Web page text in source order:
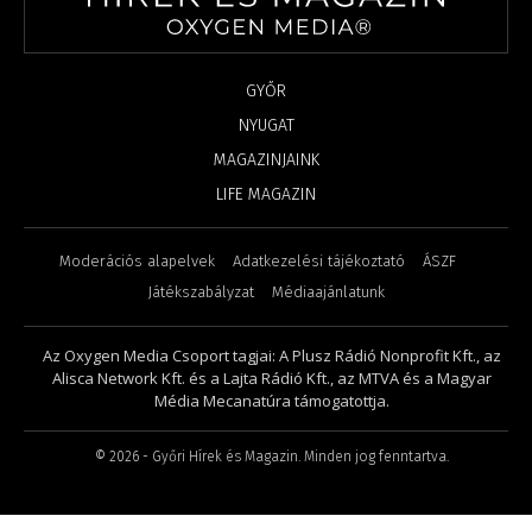
GYŐR
NYUGAT
MAGAZINJAINK
LIFE MAGAZIN
Moderációs alapelvek Adatkezelési tájékoztató
ÁSZF
Játékszabályzat
Médiaajánlatunk
Az Oxygen Media Csoport tagjai: A Plusz Rádió Nonprofit Kft., az
Alisca Network Kft. és a Lajta Rádió Kft., az MTVA és a Magyar
Média Mecanatúra támogatottja.
© 2026 - Győri Hírek és Magazin. Minden jog fenntartva.